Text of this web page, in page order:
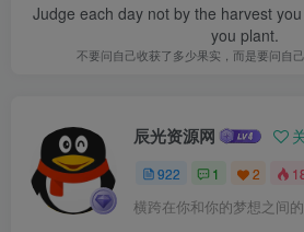
Judge each day not by the harvest
you plant.
不要问自己收获了多少果实，而是要问自
辰光资源网
922 1 2
横跨在你和你的梦想之间